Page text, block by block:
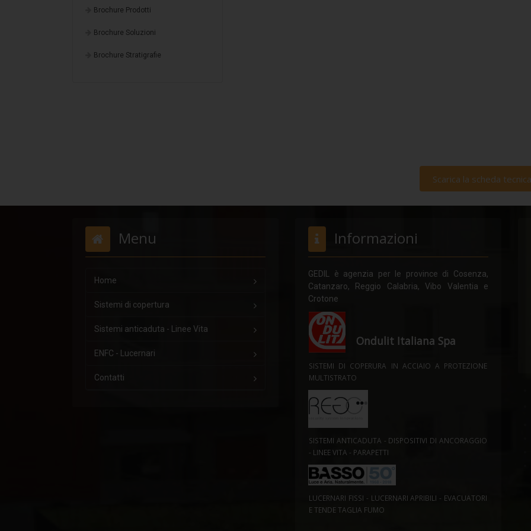
Brochure Prodotti
Brochure Soluzioni
Brochure Stratigrafie
Scarica la scheda tecnica
Menu
Home
Sistemi di copertura
Sistemi anticaduta - Linee Vita
ENFC - Lucernari
Contatti
Informazioni
GEDIL è agenzia per le province di Cosenza,
Catanzaro, Reggio Calabria, Vibo Valentia e
Crotone
Ondulit Italiana Spa
SISTEMI DI COPERURA IN ACCIAIO A PROTEZIONE
MULTISTRATO
SISTEMI ANTICADUTA - DISPOSITIVI DI ANCORAGGIO
- LINEE VITA - PARAPETTI
LUCERNARI FISSI - LUCERNARI APRIBILI - EVACUATORI
E TENDE TAGLIA FUMO